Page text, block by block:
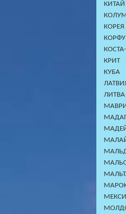
КИТАЙ
КОРЕЯ
КОРФУ
КРИТ
КУБА
ЛИТВА